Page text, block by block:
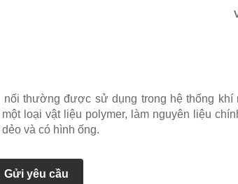
nối thường được sử dụng trong hệ thống khí
loại vật liệu polymer, làm nguyên liệu
và có hình ống.
Gửi yêu cầu